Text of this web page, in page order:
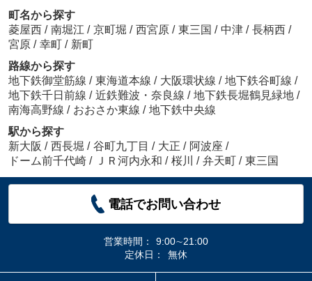
町名から探す
菱屋西 / 南堀江 / 京町堀 / 西宮原 / 東三国 / 中津 / 長柄西 /
宮原 / 幸町 / 新町
路線から探す
地下鉄御堂筋線 / 東海道本線 / 大阪環状線 / 地下鉄谷町線 /
地下鉄千日前線 / 近鉄難波・奈良線 / 地下鉄長堀鶴見緑地 /
南海高野線 / おおさか東線 / 地下鉄中央線
駅から探す
新大阪 / 西長堀 / 谷町九丁目 / 大正 / 阿波座 /
ドーム前千代崎 / ＪＲ河内永和 / 桜川 / 弁天町 / 東三国
電話でお問い合わせ
営業時間：
9:00∼21:00
定休日：
無休